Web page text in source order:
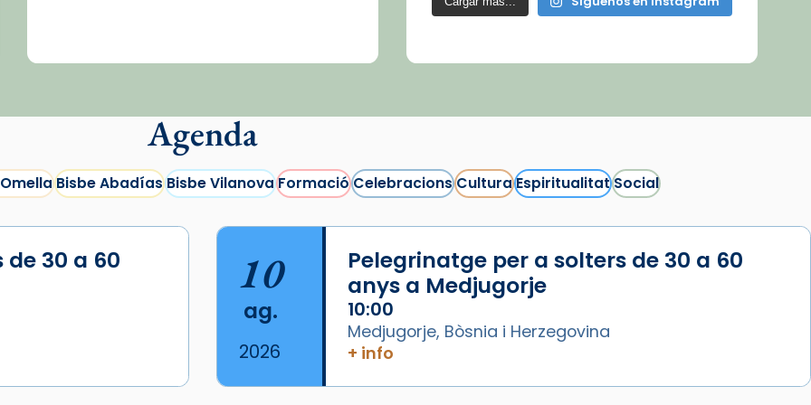
Agenda
Bisbe AbadíasBisbe VilanovaFormacióCelebracionsCulturaEspiritualitatSocial
30 a 60
10
ag.
2026
Pelegrinatge per a solters de 30 a 60
anys a Medjugorje
10:00
Medjugorje, Bòsnia i Herzegovina
+ info